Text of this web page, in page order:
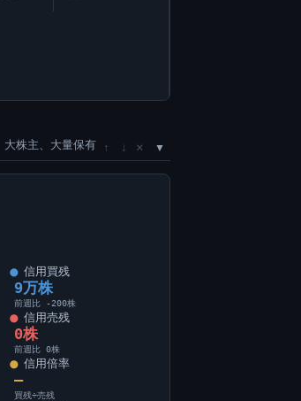
株主、大量保有 ↑ ↓ ×
信用買残
9万株
前週比 -200株
信用売残
0株
前週比 0株
信用倍率
―
買残÷売残